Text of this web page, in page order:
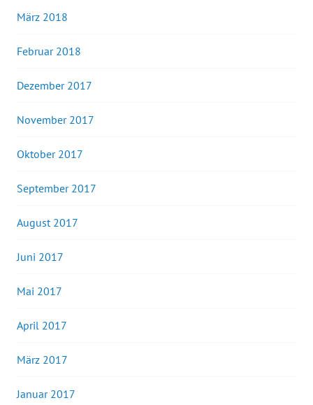
März 2018
Februar 2018
Dezember 2017
November 2017
Oktober 2017
September 2017
August 2017
Juni 2017
Mai 2017
April 2017
März 2017
Januar 2017